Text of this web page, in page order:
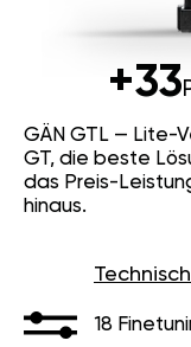
+33
GÄN GTL — Lite-
GT, die beste
das Preis-
hinaus.
18